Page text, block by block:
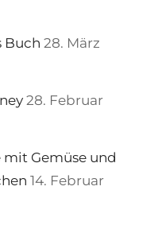
Buch 28. März
28. Februar
Gemüse und
14. Februar